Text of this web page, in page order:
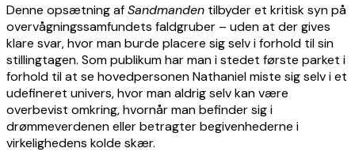
Denne opsætning afSandmanden tilbyder et kritisk syn på
overvågningssamfundets faldgruber – uden at der gives
klare svar, hvor man burde placere sig selv i forhold til sin
stillingtagen. Som publikum har man i stedet første parket i
forhold til at se hovedpersonen Nathaniel miste sig selv i et
udefineret univers, hvor man aldrig selv kan være
overbevist omkring, hvornår man befinder sig i
drømmeverdenen eller betragter begivenhederne i
virkelighedens kolde skær.